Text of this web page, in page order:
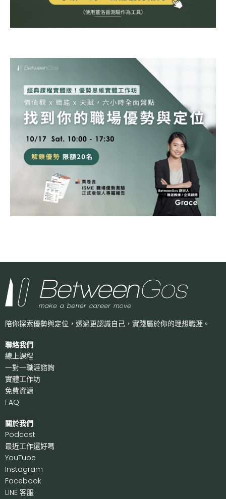
陪你探索優勢與定位，透過更認識自己， 實踐屬於你的理想職涯。
聯絡我們
線上課程
一對一職涯諮詢
實體工作坊
免費資源
FAQ
關於我們
Podcast
最近工作還好嗎
YouTube
Instagram
Facebook
LINE 客服